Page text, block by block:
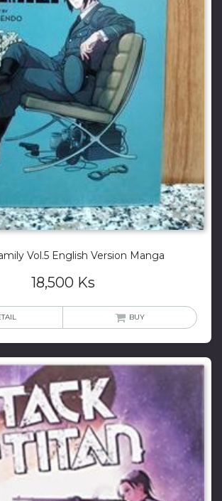
Vol.5 English Version Manga
18,500 Ks
BUY